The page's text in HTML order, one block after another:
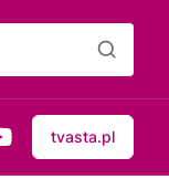
tvasta.pl